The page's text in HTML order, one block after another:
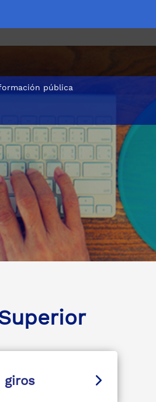
pública
giros